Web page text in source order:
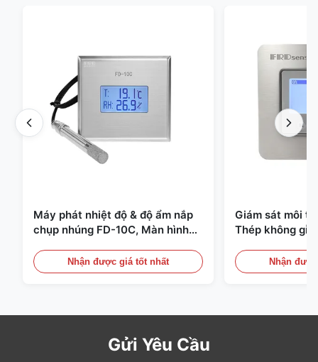
Máy phát nhiệt độ & độ ẩm nắp
chụp nhúng FD-10C, Màn hình
Nhận được giá tốt nhất
Giám sát môi
Thép không gỉ
Phát hiện Khói
Nhận
Gửi Yêu Cầu